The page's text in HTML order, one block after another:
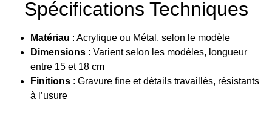
Spécifications Techniques
Matériau : Acrylique ou Métal, selon le modèle
Dimensions : Varient selon les modèles, longueur
entre 15 et 18 cm
Finitions : Gravure fine et détails travaillés, résistants
à l’usure